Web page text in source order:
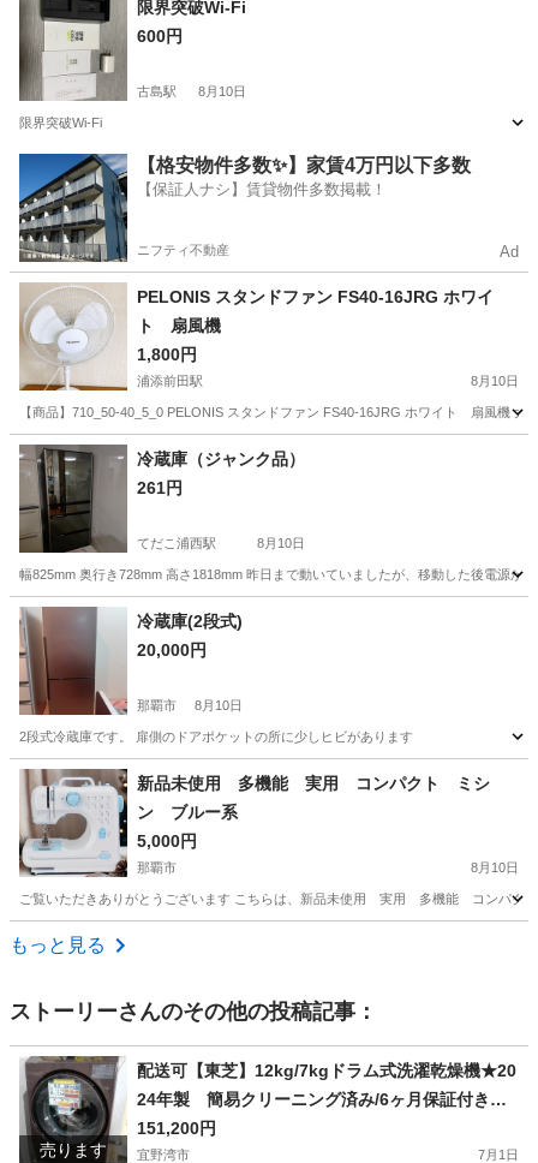
限界突破Wi-Fi
600円
古島駅 8月10日
限界突破Wi-Fi
那覇市 古島駅 その他
【格安物件多数✨】家賃4万円以下多数
【保証人ナシ】賃貸物件多数掲載！
ニフティ不動産 Ad
PELONIS スタンドファン FS40-16JRG ホワイ
ト 扇風機
1,800円
浦添前田駅 8月10日
【商品】710_50-40_5_0 PELONIS スタンドファン FS40-16JRG ホワイト 扇風機
沖縄 浦添市 浦添前田駅 季節、空調家電
冷蔵庫（ジャンク品）
261円
てだこ浦西駅 8月10日
幅825mm 奥行き728mm 高さ1818mm 昨日まで動いていましたが、移動した後電源
沖縄 うるま市 てだこ浦西駅
冷蔵庫(2段式)
20,000円
那覇市 8月10日
2段式冷蔵庫です。 扉側のドアポケットの所に少しヒビがあります
沖縄 那覇市 キッチン家電
新品未使用 多機能 実用 コンパクト ミシ
ン ブルー系
5,000円
那覇市 8月10日
ご覧いただきありがとうございます こちらは、新品未使用 実用 多機能 コンパク
沖縄 那覇市
もっと見る
ストーリーさんのその他の投稿記事：
売ります
配送可【東芝】12kg/7kgドラム式洗濯乾燥機★20
24年製 簡易クリーニング済み/6ヶ月保証付き
【管理番号10107】佐
151,200円
宜野湾市 7月1日